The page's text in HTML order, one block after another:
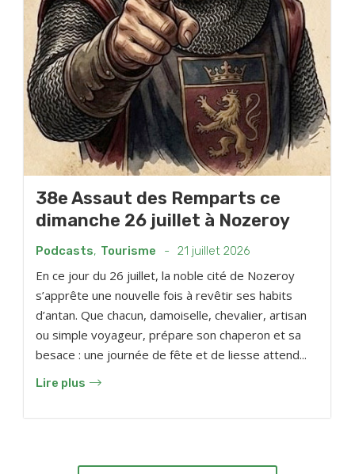
38e Assaut des Remparts ce
dimanche 26 juillet à Nozeroy
Podcasts, Tourisme - 21 juillet 2026
En ce jour du 26 juillet, la noble cité de Nozeroy
s’apprête une nouvelle fois à revêtir ses habits
d’antan. Que chacun, damoiselle, chevalier, artisan
ou simple voyageur, prépare son chaperon et sa
besace : une journée de fête et de liesse attend...
Lire plus